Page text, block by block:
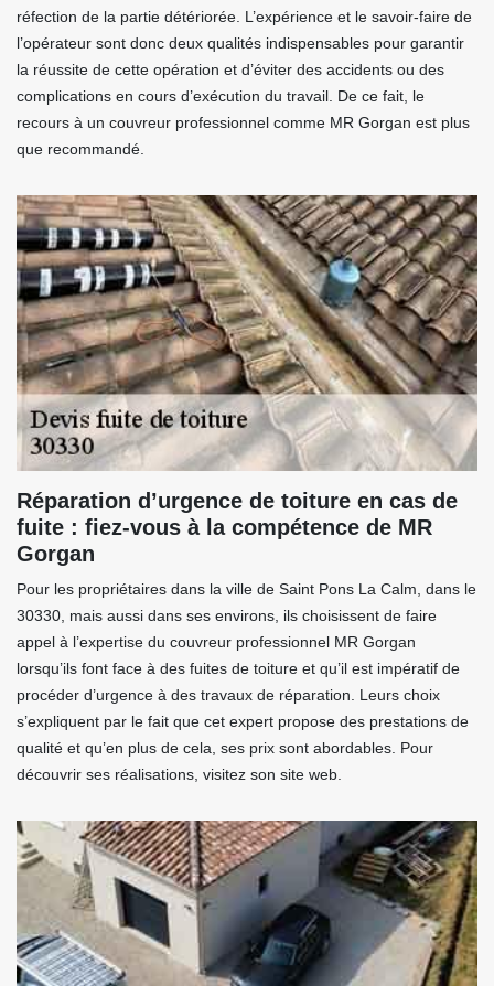
réfection de la partie détériorée. L’expérience et le savoir-faire de
l’opérateur sont donc deux qualités indispensables pour garantir
la réussite de cette opération et d’éviter des accidents ou des
complications en cours d’exécution du travail. De ce fait, le
recours à un couvreur professionnel comme MR Gorgan est plus
que recommandé.
Réparation d’urgence de toiture en cas de
fuite : fiez-vous à la compétence de MR
Gorgan
Pour les propriétaires dans la ville de Saint Pons La Calm, dans le
30330, mais aussi dans ses environs, ils choisissent de faire
appel à l’expertise du couvreur professionnel MR Gorgan
lorsqu’ils font face à des fuites de toiture et qu’il est impératif de
procéder d’urgence à des travaux de réparation. Leurs choix
s’expliquent par le fait que cet expert propose des prestations de
qualité et qu’en plus de cela, ses prix sont abordables. Pour
découvrir ses réalisations, visitez son site web.